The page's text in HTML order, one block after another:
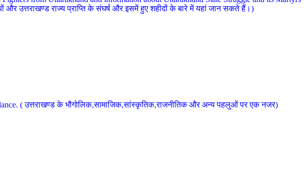
और उत्तराखण्ड राज्य प्राप्ति के संघर्ष और इसमें हुए शहीदों के बारे में यहां जान सकते हैं।)
( उत्तराखण्ड के भौगोलिक,सामाजिक,सांस्कृतिक,राजनीतिक और अन्य पहलुओं पर एक नजर)